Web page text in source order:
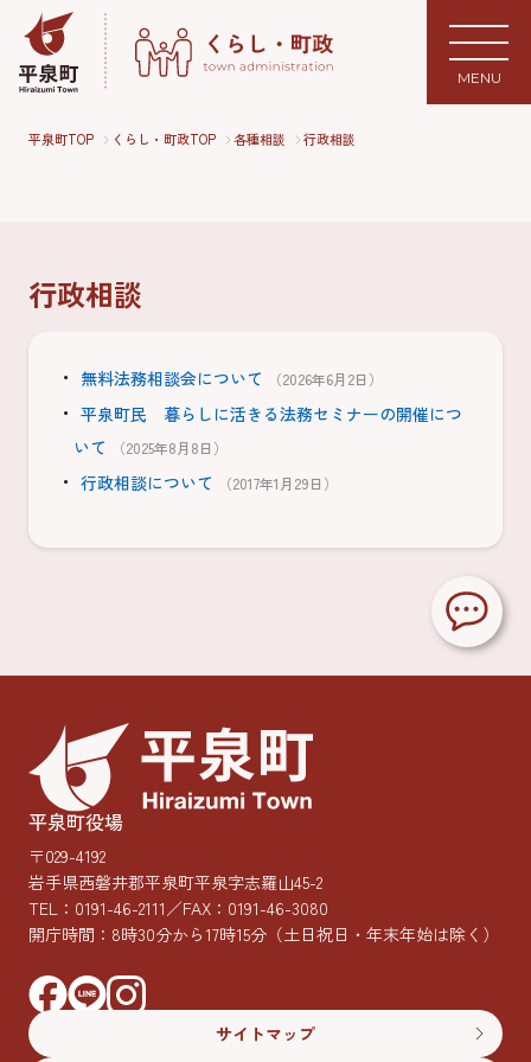
MENU
平泉町TOP くらし・町政TOP 各種相談 行政相談
行政相談
無料法務相談会について （2026年6月2日）
平泉町民 暮らしに活きる法務セミナーの開催につ
いて
（2025年8月8日）
行政相談について （2017年1月29日）
平泉町役場
〒029-4192
岩手県西磐井郡平泉町平泉字志羅山45-2
TEL： 0191-46-2111／FAX：0191-46-3080
開庁時間：8時30分から17時15分 （土日祝日・年末年始は除く）
サイトマップ